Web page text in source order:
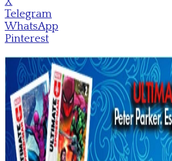
Telegram
WhatsApp
Pinterest